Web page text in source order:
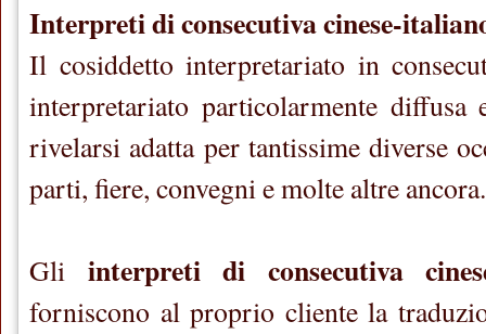
Interpreti di consecutiva cinese-
Il cosiddetto interpretariato in
interpretariato particolarmente diffusa
rivelarsi adatta per tantissime diverse
parti, fiere, convegni e molte altre ancora.
Gli interpreti di consecutiva
forniscono al proprio cliente la